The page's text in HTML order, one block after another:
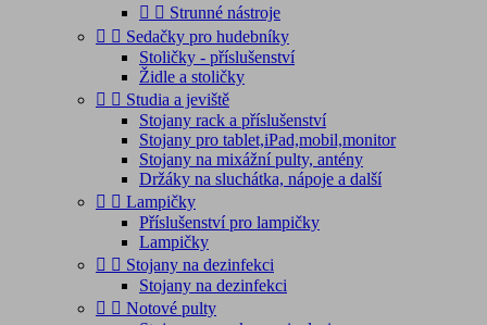
  Strunné nástroje
  Sedačky pro hudebníky
Stoličky - příslušenství
Židle a stoličky
  Studia a jeviště
Stojany rack a příslušenství
Stojany pro tablet,iPad,mobil,monitor
Stojany na mixážní pulty, antény
Držáky na sluchátka, nápoje a další
  Lampičky
Příslušenství pro lampičky
Lampičky
  Stojany na dezinfekci
Stojany na dezinfekci
  Notové pulty